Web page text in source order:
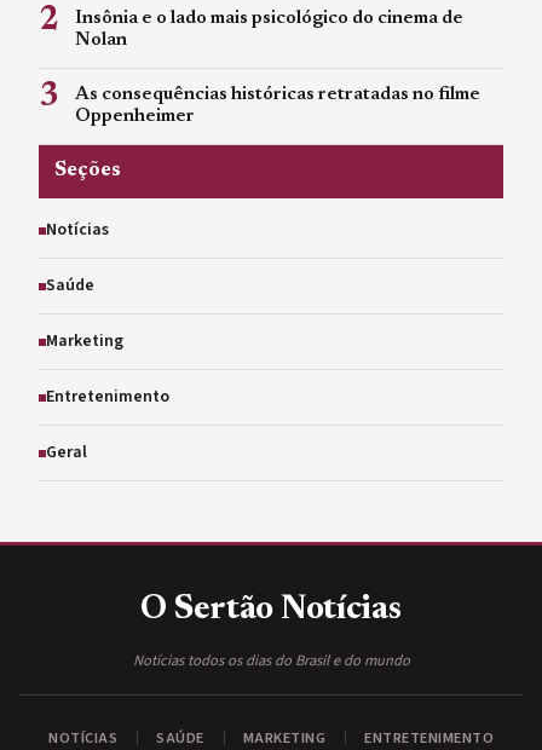
2
Insônia e o lado mais psicológico do cinema de
Nolan
3
As consequências históricas retratadas no filme
Oppenheimer
Seções
Notícias
Saúde
Marketing
Entretenimento
Geral
O Sertão Notícias
Notícias todos os dias do Brasil e do mundo
NOTÍCIAS SAÚDE MARKETING ENTRETENIMENTO